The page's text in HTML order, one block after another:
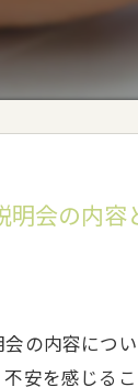
明会の内容
会の内容につ
不安を感じる